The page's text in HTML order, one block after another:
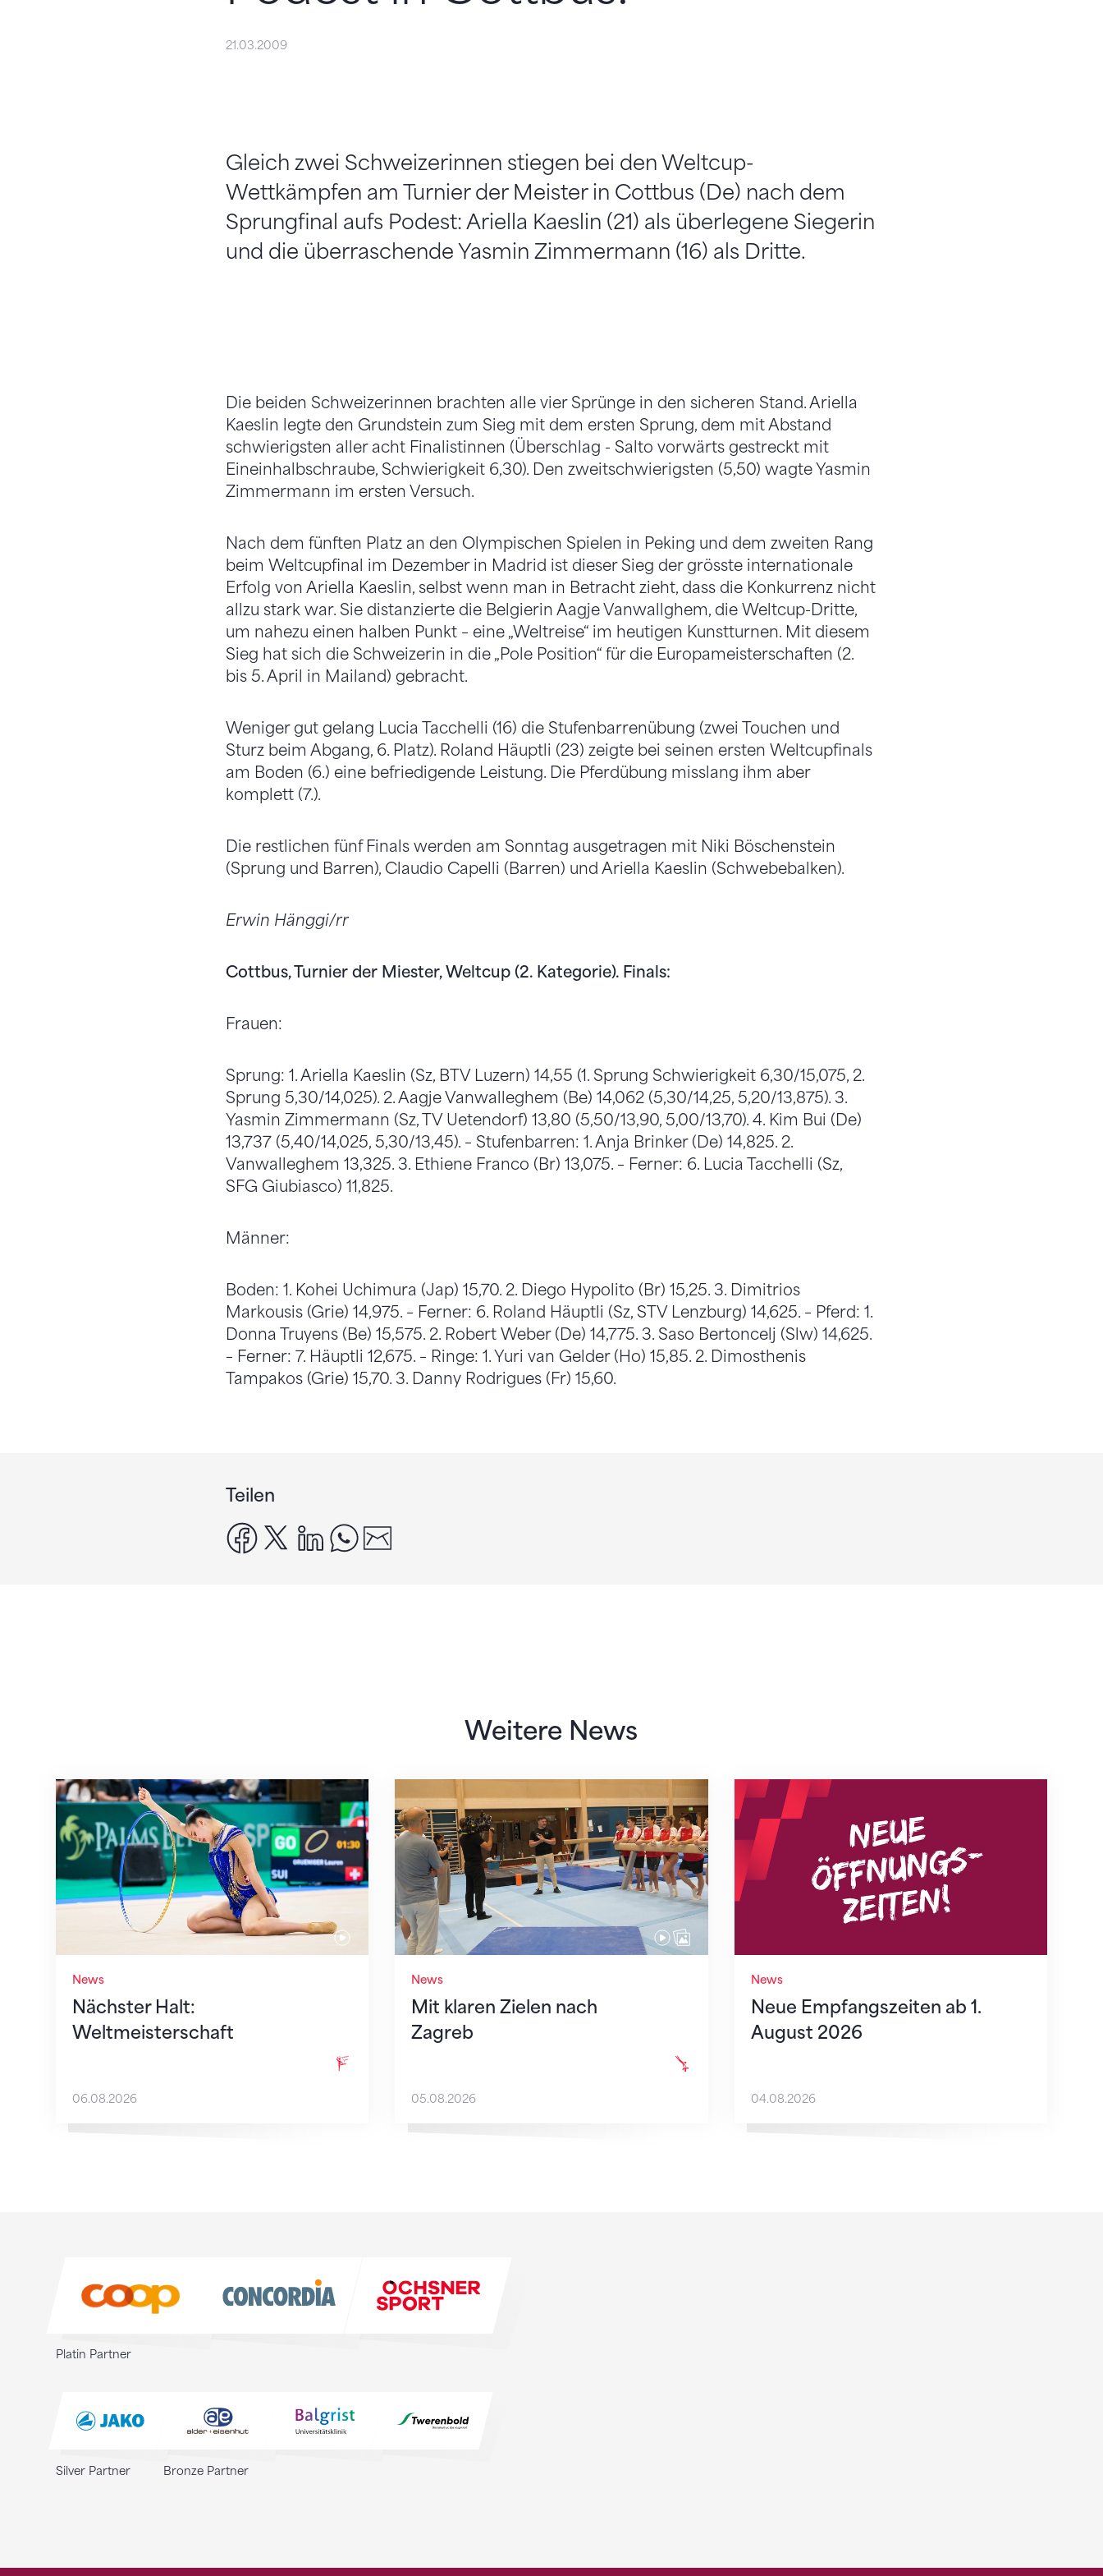
21.03.2009
Gleich zwei Schweizerinnen stiegen bei den Weltcup-
Wettkämpfen am Turnier der Meister in Cottbus (De) nach dem
Sprungfinal aufs Podest: Ariella Kaeslin (21) als überlegene Siegerin
und die überraschende Yasmin Zimmermann (16) als Dritte.
Die beiden Schweizerinnen brachten alle vier Sprünge in den sicheren Stand. Ariella
Kaeslin legte den Grundstein zum Sieg mit dem ersten Sprung, dem mit Abstand
schwierigsten aller acht Finalistinnen (Überschlag - Salto vorwärts gestreckt mit
Eineinhalbschraube, Schwierigkeit 6,30). Den zweitschwierigsten (5,50) wagte Yasmin
Zimmermann im ersten Versuch.
Nach dem fünften Platz an den Olympischen Spielen in Peking und dem zweiten Rang
beim Weltcupfinal im Dezember in Madrid ist dieser Sieg der grösste internationale
Erfolg von Ariella Kaeslin, selbst wenn man in Betracht zieht, dass die Konkurrenz nicht
allzu stark war. Sie distanzierte die Belgierin Aagje Vanwallghem, die Weltcup-Dritte,
um nahezu einen halben Punkt – eine „Weltreise“ im heutigen Kunstturnen. Mit diesem
Sieg hat sich die Schweizerin in die „Pole Position“ für die Europameisterschaften (2.
bis 5. April in Mailand) gebracht.
Weniger gut gelang Lucia Tacchelli (16) die Stufenbarrenübung (zwei Touchen und
Sturz beim Abgang, 6. Platz). Roland Häuptli (23) zeigte bei seinen ersten Weltcupfinals
am Boden (6.) eine befriedigende Leistung. Die Pferdübung misslang ihm aber
komplett (7.).
Die restlichen fünf Finals werden am Sonntag ausgetragen mit Niki Böschenstein
(Sprung und Barren), Claudio Capelli (Barren) und Ariella Kaeslin (Schwebebalken).
Erwin Hänggi/rr
Cottbus, Turnier der Miester, Weltcup (2. Kategorie). Finals:
Frauen:
Sprung: 1. Ariella Kaeslin (Sz, BTV Luzern) 14,55 (1. Sprung Schwierigkeit 6,30/15,075, 2.
Sprung 5,30/14,025). 2. Aagje Vanwalleghem (Be) 14,062 (5,30/14,25, 5,20/13,875). 3.
Yasmin Zimmermann (Sz, TV Uetendorf) 13,80 (5,50/13,90, 5,00/13,70). 4. Kim Bui (De)
13,737 (5,40/14,025, 5,30/13,45). – Stufenbarren: 1. Anja Brinker (De) 14,825. 2.
Vanwalleghem 13,325. 3. Ethiene Franco (Br) 13,075. – Ferner: 6. Lucia Tacchelli (Sz,
SFG Giubiasco) 11,825.
Männer:
Boden: 1. Kohei Uchimura (Jap) 15,70. 2. Diego Hypolito (Br) 15,25. 3. Dimitrios
Markousis (Grie) 14,975. – Ferner: 6. Roland Häuptli (Sz, STV Lenzburg) 14,625. – Pferd: 1.
Donna Truyens (Be) 15,575. 2. Robert Weber (De) 14,775. 3. Saso Bertoncelj (Slw) 14,625.
– Ferner: 7. Häuptli 12,675. – Ringe: 1. Yuri van Gelder (Ho) 15,85. 2. Dimosthenis
Tampakos (Grie) 15,70. 3. Danny Rodrigues (Fr) 15,60.
Teilen
facebook
x linkedinwhatsapp
Weitere News
News
Nächster Halt:
Weltmeisterschaft
Nächster Halt: Weltmeisterschaft
06.08.2026
News
Mit klaren Zielen nach
Zagreb
Mit klaren Zielen nach Zagreb
05.08.2026
News
Neue Empfangszeiten ab 1.
August 2026
Neue Empfangszeiten ab 1. August 2026
04.08.2026
Platin Partner
Silver Partner Bronze Partner